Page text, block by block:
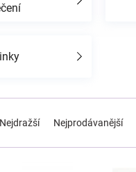
Nejdražší Nejprodávanější